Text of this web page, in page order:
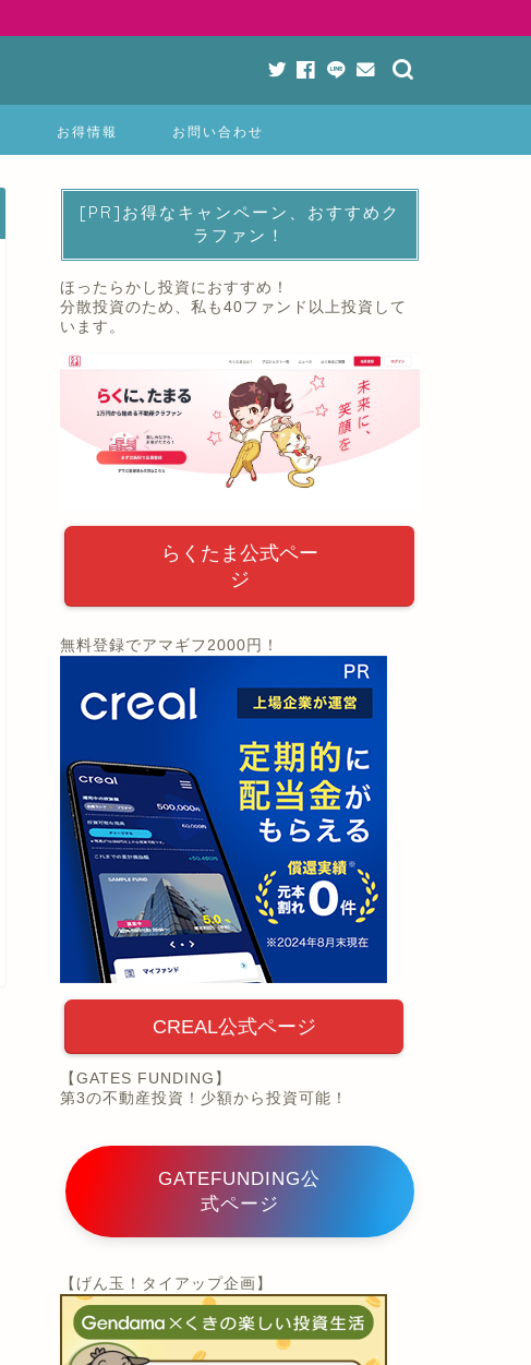
お得情報 お問い合わせ
[PR]お得なキャンペーン、おすすめク
ラファン！
ほったらかし投資におすすめ！
分散投資のため、私も40ファンド以上投資して
います。
らくたま公式ペー
ジ
無料登録でアマギフ2000円！
CREAL公式ページ
【GATES FUNDING】
第3の不動産投資！少額から投資可能！
GATEFUNDING公
式ページ
【げん玉！タイアップ企画】